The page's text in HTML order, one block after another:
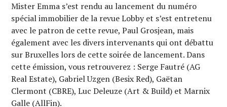
Mister Emma s’est rendu au lancement du numéro
spécial immobilier de la revue Lobby et s’est entretenu
avec le patron de cette revue, Paul Grosjean, mais
également avec les divers intervenants qui ont débattu
sur Bruxelles lors de cette soirée de lancement. Dans
cette émission, vous retrouverez : Serge Fautré (AG
Real Estate), Gabriel Uzgen (Besix Red), Gaëtan
Clermont (CBRE), Luc Deleuze (Art & Build) et Marnix
Galle (AllFin).